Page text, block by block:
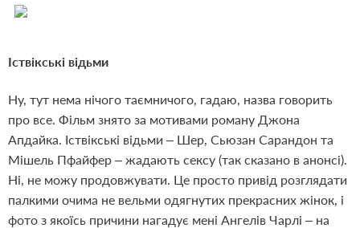
Іствікські відьми
Ну, тут нема нічого таємничого, гадаю, назва говорить
про все. Фільм знято за мотивами роману Джона
Апдайка. Іствікські відьми – Шер, Сьюзан Сарандон та
Мішель Пфайфер – жадають сексу (так сказано в анонсі).
Ні, не можу продовжувати. Це просто привід розглядати
палкими очима не вельми одягнутих прекрасних жінок, і
фото з якоїсь причини нагадує мені Ангелів Чарлі – на